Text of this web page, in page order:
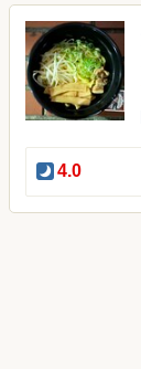
原宿・表参道・
六本木・麻布
赤坂・永田町・
ラーメン・つ
夜の点数：
4.0